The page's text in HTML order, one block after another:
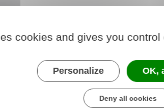
9
pour l'application de l'article 1341 du
cookies and gives you
Personalize OK,
Deny all cookies